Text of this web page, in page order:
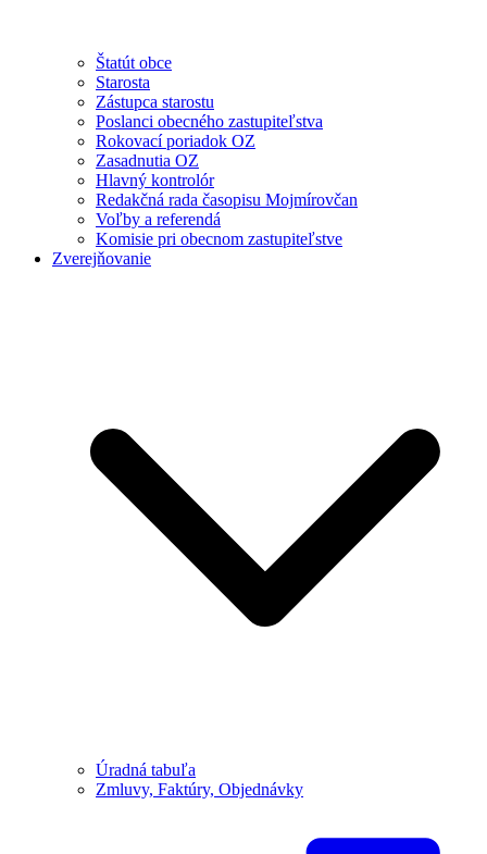
Štatút obce
Starosta
Zástupca starostu
Poslanci obecného zastupiteľstva
Rokovací poriadok OZ
Zasadnutia OZ
Hlavný kontrolór
Redakčná rada časopisu Mojmírovčan
Voľby a referendá
Komisie pri obecnom zastupiteľstve
Zverejňovanie
Úradná tabuľa
Zmluvy, Faktúry, Objednávky